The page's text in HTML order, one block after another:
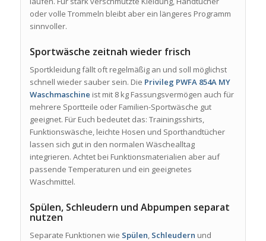
oder volle Trommeln bleibt aber ein längeres Programm
sinnvoller.
Sportwäsche zeitnah wieder frisch
Sportkleidung fällt oft regelmäßig an und soll möglichst
schnell wieder sauber sein. Die Privileg PWFA 854A MY
Waschmaschine ist mit 8 kg Fassungsvermögen auch für
mehrere Sportteile oder Familien-Sportwäsche gut
geeignet. Für Euch bedeutet das: Trainingsshirts,
Funktionswäsche, leichte Hosen und Sporthandtücher
lassen sich gut in den normalen Wäschealltag
integrieren. Achtet bei Funktionsmaterialien aber auf
passende Temperaturen und ein geeignetes
Waschmittel.
Spülen, Schleudern und Abpumpen separat
nutzen
Separate Funktionen wie Spülen, Schleudern und